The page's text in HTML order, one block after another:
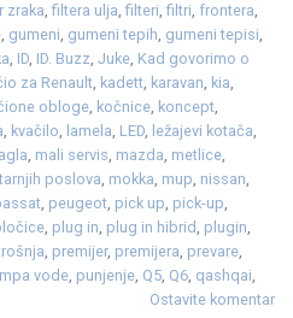
zraka,filtera ulja,filteri,filtri, frontera,
, gumeni, gumeni tepih, gumeni tepisi,
, ID, ID. Buzz, Juke, Kad govorimo o
za Renault, kadett, karavan, kia,
obloge, kočnice, koncept,
, kvačilo, lamela, LED, ležajevi kotača,
, mali servis, mazda, metlice,
poslova, mokka, mup, nissan,
, peugeot, pick up, pick-up,
, plug in, plug in hibrid, plugin,
, premijer, premijera, prevare,
vode, punjenje, Q5, Q6, qashqai,
Ostavite komentar